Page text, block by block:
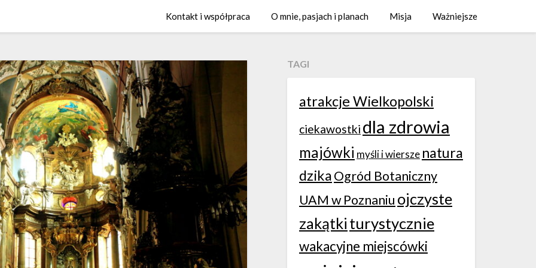
Kontakt i współpraca O mnie, pasjach i planach Misja Ważniejsze
TAGI
atrakcje Wielkopolski
ciekawostki dla zdrowia
majówki myśli i wiersze natura
dzikaOgród Botaniczny
UAM w Poznaniu ojczyste
zakątki turystycznie
wakacyjne miejscówki